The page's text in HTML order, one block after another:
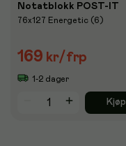
Notatblokk POST-IT
76x127 Energetic (6)
169 kr/frp
1-2 dager
Kjøp